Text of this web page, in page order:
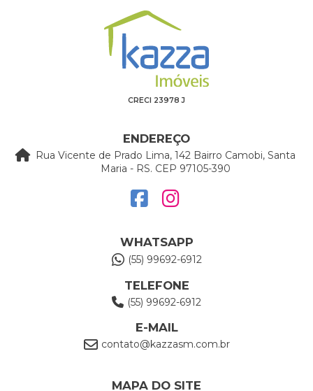
CRECI 23978 J
ENDEREÇO
Rua Vicente de Prado Lima, 142 Bairro Camobi, Santa
Maria - RS. CEP 97105-390
WHATSAPP
(55) 99692-6912
TELEFONE
(55) 99692-6912
E-MAIL
contato@kazzasm.com.br
MAPA DO SITE